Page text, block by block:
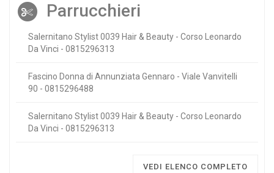
Parrucchieri
Salernitano Stylist 0039 Hair & Beauty - Corso Leonardo
Da Vinci - 0815296313
Fascino Donna di Annunziata Gennaro - Viale Vanvitelli
90 - 0815296488
Salernitano Stylist 0039 Hair & Beauty - Corso Leonardo
Da Vinci - 0815296313
VEDI ELENCO COMPLETO